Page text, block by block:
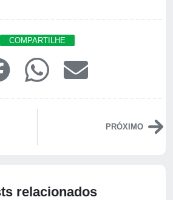
COMPARTILHE
PRÓXIMO
relacionados